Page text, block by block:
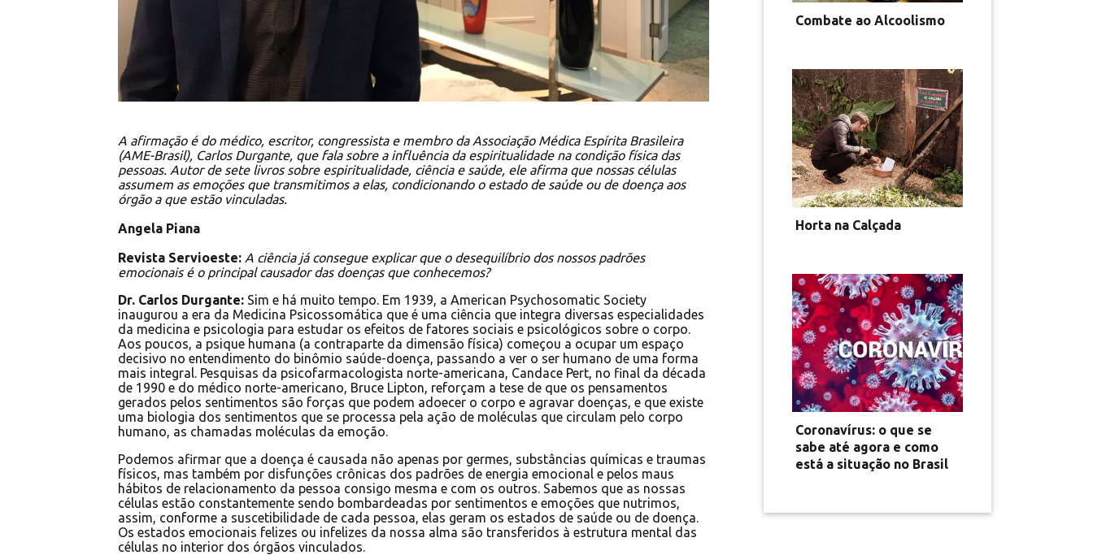
A afirmação é do médico, escritor, congressista e membro da Associação Médica Espírita Brasileira
(AME-Brasil), Carlos Durgante, que fala sobre a influência da espiritualidade na condição física das
pessoas. Autor de sete livros sobre espiritualidade, ciência e saúde, ele afirma que nossas células
assumem as emoções que transmitimos a elas, condicionando o estado de saúde ou de doença aos
órgão a que estão vinculadas.
Angela Piana
Revista Servioeste: A ciência já consegue explicar que o desequilíbrio dos nossos padrões
emocionais é o principal causador das doenças que conhecemos?
Dr. Carlos Durgante: Sim e há muito tempo. Em 1939, a American Psychosomatic Society
inaugurou a era da Medicina Psicossomática que é uma ciência que integra diversas especialidades
da medicina e psicologia para estudar os efeitos de fatores sociais e psicológicos sobre o corpo.
Aos poucos, a psique humana (a contraparte da dimensão física) começou a ocupar um espaço
decisivo no entendimento do binômio saúde-doença, passando a ver o ser humano de uma forma
mais integral. Pesquisas da psicofarmacologista norte-americana, Candace Pert, no final da década
de 1990 e do médico norte-americano, Bruce Lipton, reforçam a tese de que os pensamentos
gerados pelos sentimentos são forças que podem adoecer o corpo e agravar doenças, e que existe
uma biologia dos sentimentos que se processa pela ação de moléculas que circulam pelo corpo
humano, as chamadas moléculas da emoção.
Podemos afirmar que a doença é causada não apenas por germes, substâncias químicas e traumas
físicos, mas também por disfunções crônicas dos padrões de energia emocional e pelos maus
hábitos de relacionamento da pessoa consigo mesma e com os outros. Sabemos que as nossas
células estão constantemente sendo bombardeadas por sentimentos e emoções que nutrimos,
assim, conforme a suscetibilidade de cada pessoa, elas geram os estados de saúde ou de doença.
Os estados emocionais felizes ou infelizes da nossa alma são transferidos à estrutura mental das
células no interior dos órgãos vinculados.
Combate ao Alcoolismo
Horta na Calçada
Coronavírus: o que se
sabe até agora e como
está a situação no Brasil